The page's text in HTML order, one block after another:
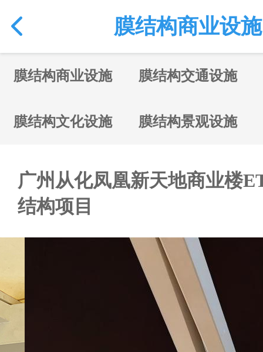
膜结构商业设施
膜结构商业设施 膜结构交通设施
膜结构文化设施 膜结构景观设施
广州从化凤凰新天地商业楼
结构项目